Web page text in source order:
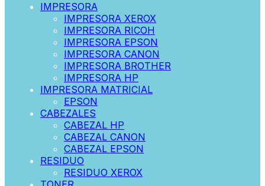
IMPRESORA
IMPRESORA XEROX
IMPRESORA RICOH
IMPRESORA EPSON
IMPRESORA CANON
IMPRESORA BROTHER
IMPRESORA HP
IMPRESORA MATRICIAL
EPSON
CABEZALES
CABEZAL HP
CABEZAL CANON
CABEZAL EPSON
RESIDUO
RESIDUO XEROX